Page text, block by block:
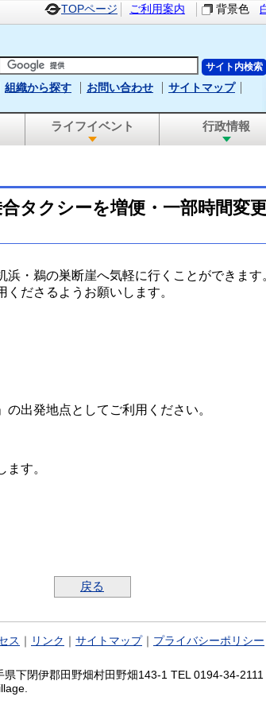
TOPページ ご利用案内 背景色
組織から探す お問い合わせ サイトマップ
ライフイベント 行政情報
合タクシーを増便・一部時間変
・鵜の巣断崖へ気軽に行くことができます
ださるようお願いします。
出発地点としてご利用ください。
す。
戻る
ス リンク サイトマップ｜ プライバシーポリシー
県下閉伊郡田野畑村田野畑143-1 TEL 0194-34-